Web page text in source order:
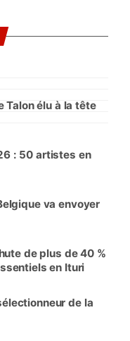
Talon élu à la tête
: 50 artistes en
va envoyer
de plus de 40 %
en Ituri
de la